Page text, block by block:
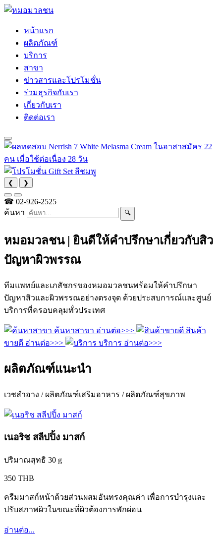
หน้าแรก
ผลิตภัณฑ์
บริการ
สาขา
ข่าวสารและโปรโมชั่น
ร่วมธุรกิจกับเรา
เกี่ยวกับเรา
ติดต่อเรา
❮ ❯
☎ 02-926-2525
ค้นหา
🔍
หมอมวลชน | ยินดีให้คำปรึกษาเกี่ยวกับสิว
ปัญหาผิวพรรณ
ทีมแพทย์และเภสัชกรของหมอมวลชนพร้อมให้คำปรึกษา
ปัญหาสิวและผิวพรรณอย่างตรงจุด ด้วยประสบการณ์และศูนย์
บริการที่ครอบคลุมทั่วประเทศ
ค้นหาสาขา อ่านต่อ>>>
สินค้า
ขายดี อ่านต่อ>>> บริการ อ่านต่อ>>>
ผลิตภัณฑ์แนะนำ
เวชสำอาง / ผลิตภัณฑ์เสริมอาหาร / ผลิตภัณฑ์สุขภาพ
เนอริช สลีปปิ้ง มาสก์
ปริมาณสุทธิ 30 g
350 THB
ครีมมาสก์หน้าด้วยส่วนผสมอันทรงคุณค่า เพื่อการบำรุงและ
ปรับสภาพผิวในขณะที่ผิวต้องการพักผ่อน
อ่านต่อ...